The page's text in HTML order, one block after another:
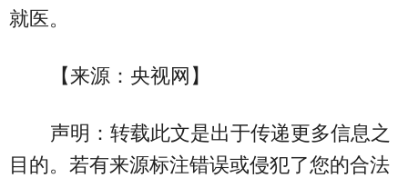
就医。
【来源：央视网】
声明：转载此文是出于传递更多信息之
目的。若有来源标注错误或侵犯了您的合法